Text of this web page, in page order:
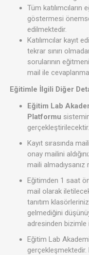
Tüm katılımcıların
göstermesi
edilmektedir.
Katılımcılar kayıt
tekrar sınırı
sorularının
mail ile
Eğitimle İlgili Diğer
Eğitim Lab
Platformu
gerçekleştirilecektir.
Kayıt sırasında
onay mailini
maili almadıysanız
Eğitimden 1 saat
mail olarak
tanıtım
gelmediğini
adresinden
Eğitim Lab